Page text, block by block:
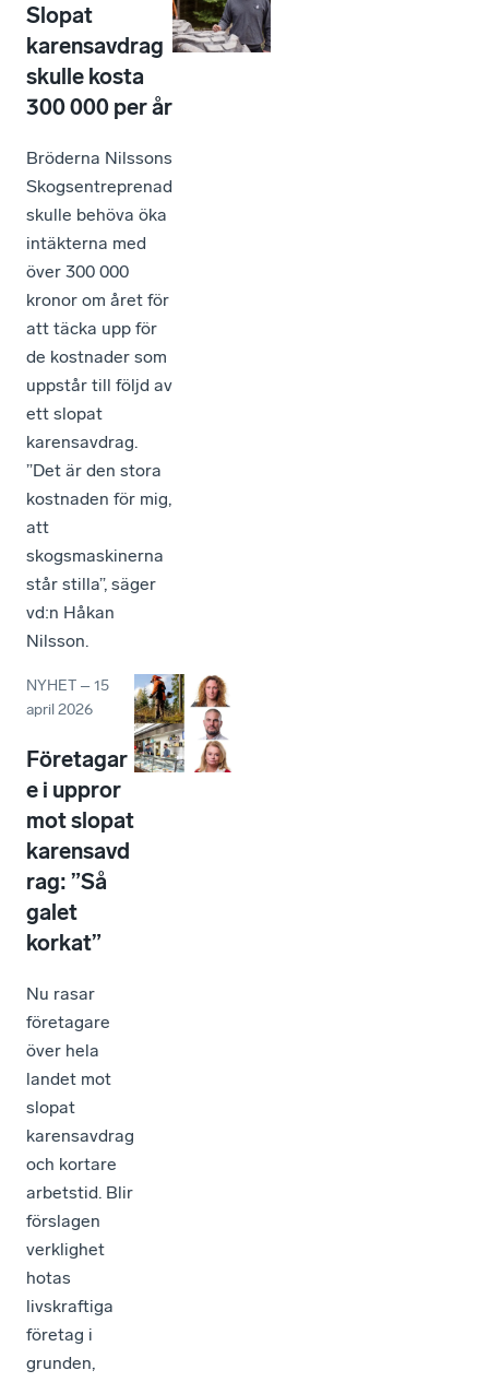
Slopat
karensavdrag
skulle kosta
300 000 per år
Bröderna Nilssons
Skogsentreprenad
skulle behöva öka
intäkterna med
över 300 000
kronor om året för
att täcka upp för
de kostnader som
uppstår till följd av
ett slopat
karensavdrag.
”Det är den stora
kostnaden för mig,
att
skogsmaskinerna
står stilla”, säger
vd:n Håkan
Nilsson.
NYHET –15
april 2026
Företagar
e i uppror
mot slopat
karensavd
rag: ”Så
galet
korkat”
Nu rasar
företagare
över hela
landet mot
slopat
karensavdrag
och kortare
arbetstid. Blir
förslagen
verklighet
hotas
livskraftiga
företag i
grunden,